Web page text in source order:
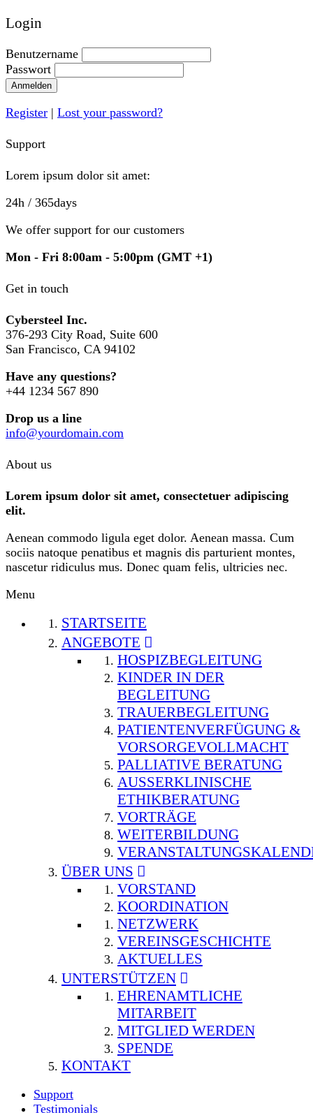
Login
Benutzername
Passwort
Anmelden
Register | Lost your password?
Support
Lorem ipsum dolor sit amet:
24h / 365days
We offer support for our customers
Mon - Fri 8:00am - 5:00pm (GMT +1)
Get in touch
Cybersteel Inc.
376-293 City Road, Suite 600
San Francisco, CA 94102
Have any questions?
+44 1234 567 890
Drop us a line
info@yourdomain.com
About us
Lorem ipsum dolor sit amet, consectetuer adipiscing
elit.
Aenean commodo ligula eget dolor. Aenean massa. Cum
sociis natoque penatibus et magnis dis parturient montes,
nascetur ridiculus mus. Donec quam felis, ultricies nec.
Menu
STARTSEITE
ANGEBOTE
HOSPIZBEGLEITUNG
KINDER IN DER
BEGLEITUNG
TRAUERBEGLEITUNG
PATIENTENVERFÜGUNG &
VORSORGEVOLLMACHT
PALLIATIVE BERATUNG
AUSSERKLINISCHE E
THIKBERATUNG
VORTRÄGE
WEITERBILDUNG
ÜBER UNS
VORSTAND
KOORDINATION
NETZWERK
VEREINSGESCHICHTE
AKTUELLES
UNTERSTÜTZEN
EHRENAMTLICHE
MITARBEIT
MITGLIED WERDEN
SPENDE
KONTAKT
Support
Testimonials